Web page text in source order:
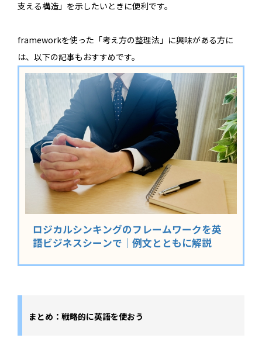
支える構造」を示したいときに便利です。
frameworkを使った「考え方の整理法」に興味がある方に
は、以下の記事もおすすめです。
ロジカルシンキングのフレームワークを英
語ビジネスシーンで｜例文とともに解説
まとめ：戦略的に英語を使おう